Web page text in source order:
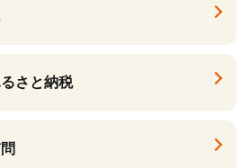
さと納税